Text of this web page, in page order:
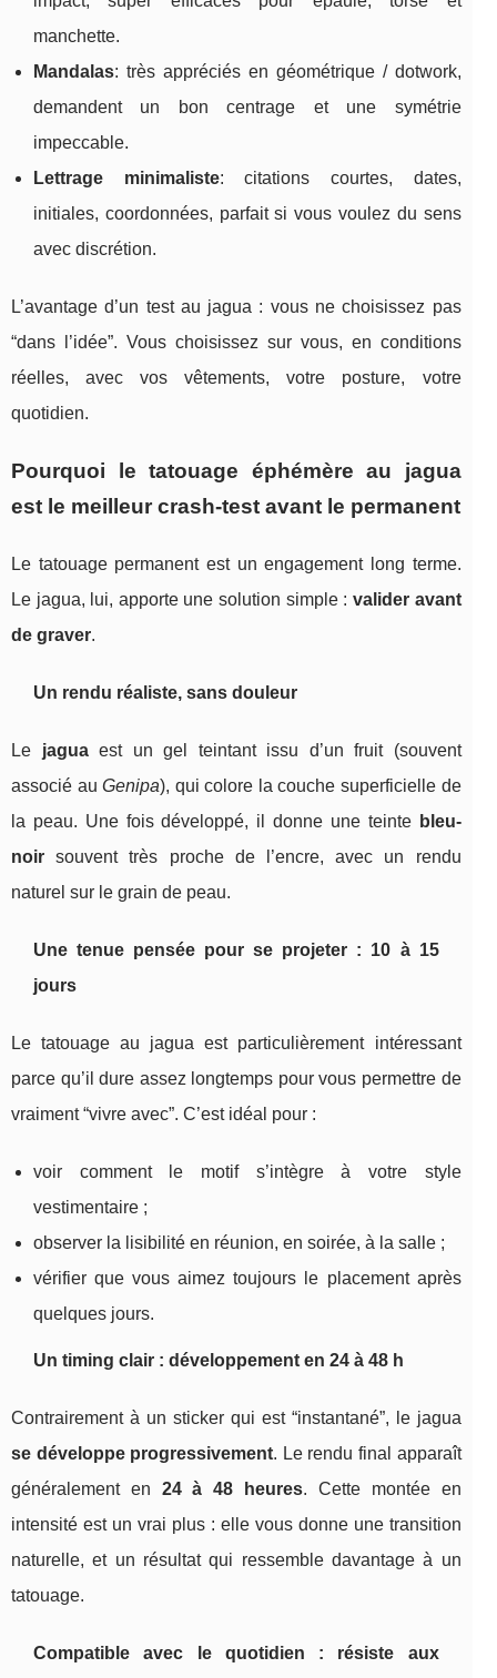
manchette.
Mandalas: très appréciés en géométrique / dotwork,
demandent un bon centrage et une symétrie
impeccable.
Lettrage minimaliste: citations courtes, dates,
initiales, coordonnées, parfait si vous voulez du sens
avec discrétion.
L’avantage d’un test au jagua : vous ne choisissez pas
“dans l’idée”. Vous choisissez sur vous, en conditions
réelles, avec vos vêtements, votre posture, votre
quotidien.
Pourquoi le tatouage éphémère au jagua
est le meilleur crash-test avant le permanent
Le tatouage permanent est un engagement long terme.
Le jagua, lui, apporte une solution simple : valider avant
de graver.
Un rendu réaliste, sans douleur
Le jaguaest un gel teintant issu d’un fruit (souvent
associé auGenipa), qui colore la couche superficielle de
la peau. Une fois développé, il donne une teinte bleu-
noir souvent très proche de l’encre, avec un rendu
naturel sur le grain de peau.
Une tenue pensée pour se projeter : 10 à 15
jours
Le tatouage au jagua est particulièrement intéressant
parce qu’il dure assez longtemps pour vous permettre de
vraiment “vivre avec”. C’est idéal pour :
voir comment le motif s’intègre à votre style
vestimentaire ;
observer la lisibilité en réunion, en soirée, à la salle ;
vérifier que vous aimez toujours le placement après
quelques jours.
Un timing clair : développement en 24 à 48 h
Contrairement à un sticker qui est “instantané”, le jagua
se développe progressivement. Le rendu final apparaît
généralement en 24 à 48 heures. Cette montée en
intensité est un vrai plus : elle vous donne une transition
naturelle, et un résultat qui ressemble davantage à un
tatouage.
Compatible avec le quotidien : résiste aux